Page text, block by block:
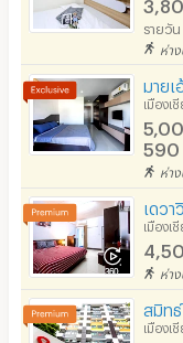
อนุญาตให้เลี้ยงสัตว์
อนุญาตให้สูบบุหรี่ในห้อ
โทรศัพท์สายตรง
ที่จอดรถ
ที่จอดรถมอเตอร์ไซด์/
ลิฟต์
สระว่ายน้ำ
โรงยิม / ฟิตเนส
รายวั
ห่า
มายเ
เมืองเชี
590
ห่า
เมืองเชี
ห่า
สมิทธ์
เมืองเชี